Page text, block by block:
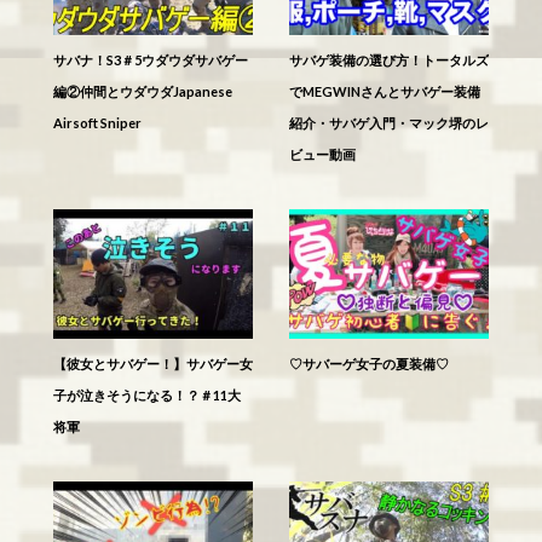
サバナ！S3＃5ウダウダサバゲー
編②仲間とウダウダJapanese
Airsoft Sniper
サバゲ装備の選び方！トータルズ
でMEGWINさんとサバゲー装備
紹介・サバゲ入門・マック堺のレ
ビュー動画
【彼女とサバゲー！】サバゲー女
子が泣きそうになる！？＃11大
将軍
♡サバーゲ女子の夏装備♡